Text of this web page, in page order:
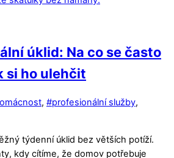
úklid: Na co se často
si ho ulehčit
, #profesionální služby,
týdenní úklid bez větších potíží.
kdy cítíme, že domov potřebuje